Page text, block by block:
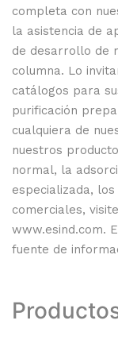
completa con
la asistencia de
de desarrollo de
columna. Lo
catálogos para
purificación
cualquiera de
nuestros
normal, la
especializada,
comerciales,
www.esind.com.
fuente de